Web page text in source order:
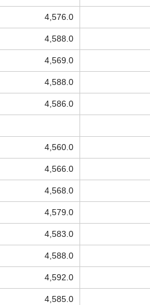
4,576.0
4,588.0
4,569.0
4,588.0
4,586.0
4,560.0
4,566.0
4,568.0
4,579.0
4,583.0
4,588.0
4,592.0
4,585.0